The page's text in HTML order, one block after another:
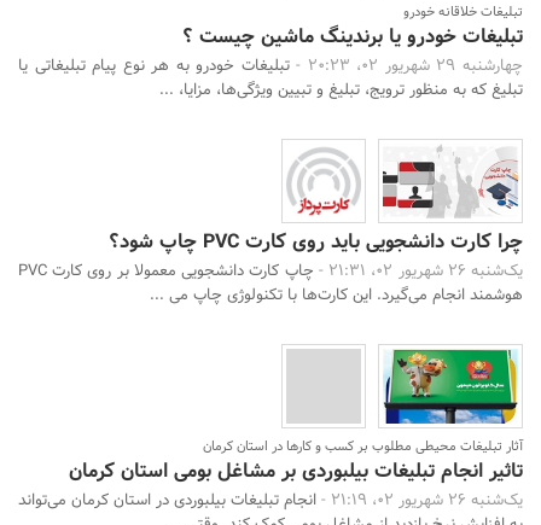
تبلیغات خلاقانه خودرو
تبلیغات خودرو یا برندینگ ماشین چیست ؟
چهارشنبه 29 شهریور 02، 20:23 -
تبلیغات خودرو به هر نوع پیام تبلیغاتی یا
تبلیغ که به منظور ترویج، تبلیغ و تبیین ویژگی‌ها، مزایا، ...
چرا کارت دانشجویی باید روی کارت PVC چاپ شود؟
یک‌شنبه 26 شهریور 02، 21:31 -
چاپ کارت دانشجویی معمولا بر روی کارت‌ PVC
هوشمند انجام می‌گیرد. این کارت‌‌ها با تکنولوژی چاپ می‌ ...
آثار تبلیغات محیطی مطلوب بر کسب و کارها در استان کرمان
تاثیر انجام تبلیغات بیلبوردی بر مشاغل بومی استان کرمان
یک‌شنبه 26 شهریور 02، 21:19 -
انجام تبلیغات بیلبوردی در استان کرمان می‌تواند